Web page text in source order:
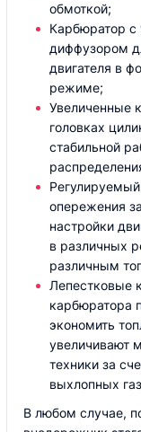
обмоткой;
Карбюратор
диффузором
двигателя в
режиме;
Увеличенные
головках
стабильной
Регулируемый
опережения
настройки
в различных
различным
Лепестковые
карбюратора
экономить
увеличивают
техники за
выхлопных
В любом случае,